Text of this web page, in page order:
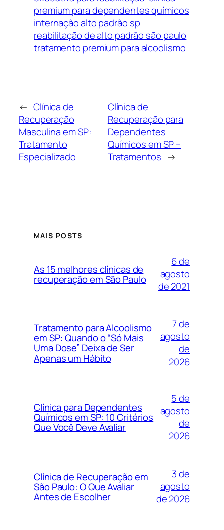
premium para dependentes químicos
internação alto padrão sp
reabilitação de alto padrão são paulo
tratamento premium para alcoolismo
← Clínica de
Recuperação
Masculina em SP:
Tratamento
Especializado
Clínica de
Recuperação para
Dependentes
Químicos em SP –
Tratamentos →
MAIS POSTS
As 15 melhores clínicas de
recuperação em São Paulo
6 de
agosto
de 2021
Tratamento para Alcoolismo
em SP: Quando o “Só Mais
Uma Dose” Deixa de Ser
Apenas um Hábito
7 de
agosto
de
2026
Clínica para Dependentes
Químicos em SP: 10 Critérios
Que Você Deve Avaliar
5 de
agosto
de
2026
Clínica de Recuperação em
São Paulo: O Que Avaliar
Antes de Escolher
3 de
agosto
de 2026